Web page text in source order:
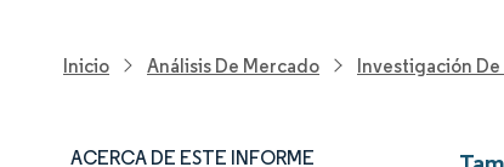
Inicio Análisis De Mercado Investigación
ACERCA DE ESTE INFORME